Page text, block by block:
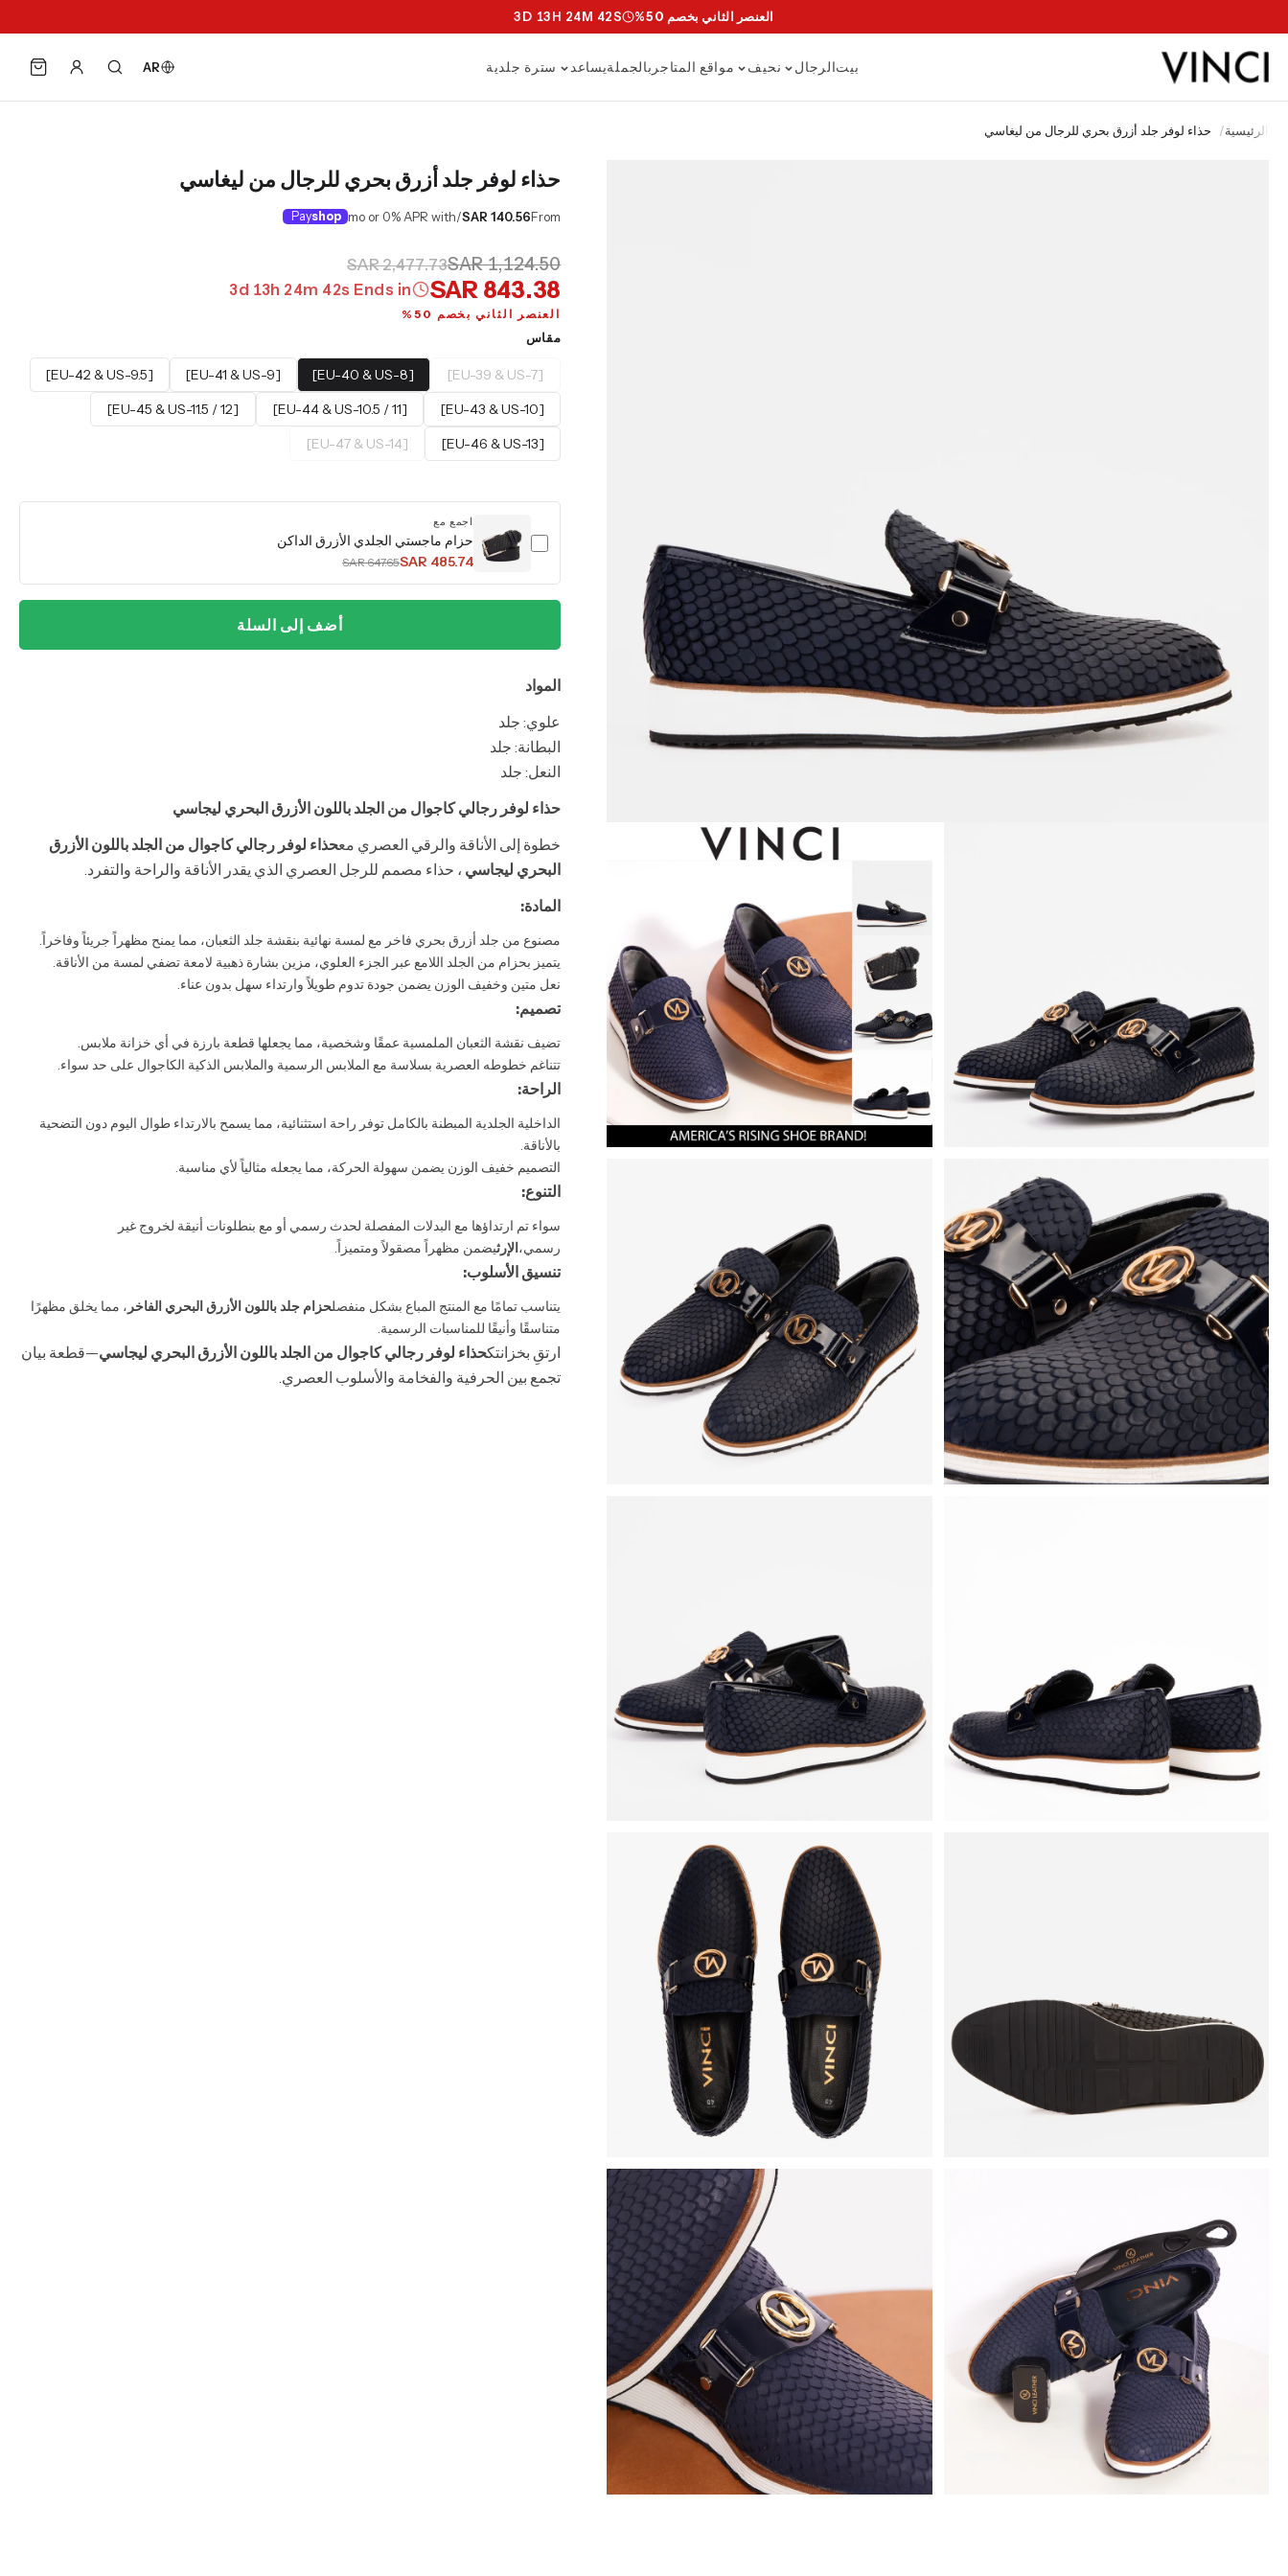
العنصر الثاني بخصم 50% 3D 13H 24M 40S
بيتالرجال نحيف مواقع المتاجر بالجملةيساعد سترة جلدية AR
الرئيسية/ حذاء لوفر جلد أزرق بحري للرجال من ليغاسي
حذاء لوفر جلد أزرق بحري للرجال من ليغاسي
From
SAR 140.56
/mo or 0% APR with
shop
Pay
SAR 1,124.50
SAR 2,477.73
SAR 843.38
Ends in
3d 13h 24m 41s
العنصر الثاني بخصم 50%
مقاس
[EU-39 & US-7]
[EU-40 & US-8]
[EU-41 & US-9]
[EU-42 & US-9.5]
[EU-43 & US-10]
[EU-44 & US-10.5 / 11]
[EU-45 & US-11.5 / 12]
[EU-46 & US-13]
[EU-47 & US-14]
اجمع مع
حزام ماجستي الجلدي الأزرق الداكن
SAR 485.74
SAR 647.65
أضف إلى السلة
المواد
علوي: جلد
البطانة: جلد
النعل: جلد
حذاء لوفر رجالي كاجوال من الجلد باللون الأزرق البحري ليجاسي
خطوة إلى الأناقة والرقي العصري معحذاء لوفر رجالي كاجوال من الجلد باللون الأزرق
البحري ليجاسي ، حذاء مصمم للرجل العصري الذي يقدر الأناقة والراحة والتفرد.
المادة:
مصنوع من جلد أزرق بحري فاخر مع لمسة نهائية بنقشة جلد الثعبان، مما يمنح مظهراً جريئاً وفاخراً.
يتميز بحزام من الجلد اللامع عبر الجزء العلوي، مزين بشارة ذهبية لامعة تضفي لمسة من الأناقة.
نعل متين وخفيف الوزن يضمن جودة تدوم طويلاً وارتداء سهل بدون عناء.
تصميم:
تضيف نقشة الثعبان الملمسية عمقًا وشخصية، مما يجعلها قطعة بارزة في أي خزانة ملابس.
تتناغم خطوطه العصرية بسلاسة مع الملابس الرسمية والملابس الذكية الكاجوال على حد سواء.
الراحة:
الداخلية الجلدية المبطنة بالكامل توفر راحة استثنائية، مما يسمح بالارتداء طوال اليوم دون التضحية
بالأناقة.
التصميم خفيف الوزن يضمن سهولة الحركة، مما يجعله مثالياً لأي مناسبة.
التنوع:
سواء تم ارتداؤها مع البدلات المفصلة لحدث رسمي أو مع بنطلونات أنيقة لخروج غير
رسمي،الإرثيضمن مظهراً مصقولاً ومتميزاً.
تنسيق الأسلوب:
يتناسب تمامًا مع المنتج المباع بشكل منفصلحزام جلد باللون الأزرق البحري الفاخر ، مما يخلق مظهرًا
متناسقًا وأنيقًا للمناسبات الرسمية.
ارتقِ بخزانتكحذاء لوفر رجالي كاجوال من الجلد باللون الأزرق البحري ليجاسي—قطعة بيان
تجمع بين الحرفية والفخامة والأسلوب العصري.